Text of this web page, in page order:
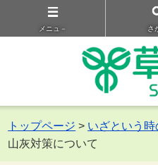
メニュ－ さ
トップページ > いざという時
山灰対策について